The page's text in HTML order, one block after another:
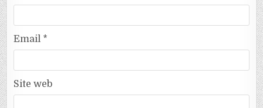
Email *
Site web